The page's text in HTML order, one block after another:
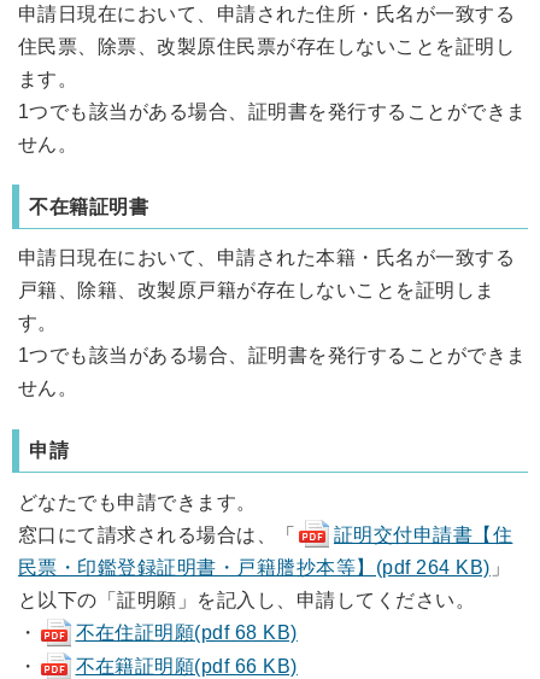
申請日現在において、申請された住所・氏名が一致する
住民票、除票、改製原住民票が存在しないことを証明し
ます。
1つでも該当がある場合、証明書を発行することができま
せん。
不在籍証明書
申請日現在において、申請された本籍・氏名が一致する
戸籍、除籍、改製原戸籍が存在しないことを証明しま
す。
1つでも該当がある場合、証明書を発行することができま
せん。
申請
どなたでも申請できます。
窓口にて請求される場合は、「
証明交付申請書【住
民票・印鑑登録証明書・戸籍謄抄本等】(pdf 264 KB) 」
と以下の「証明願」を記入し、申請してください。
・
不在住証明願(pdf 68 KB)
・
不在籍証明願(pdf 66 KB)